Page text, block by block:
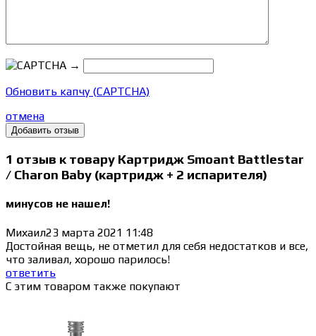
→
Обновить капчу (CAPTCHA)
отмена
1 отзыв к товару Картридж Smoant Battlestar
/ Charon Baby (картридж + 2 испарителя)
минусов не нашел!
Михаил23 марта 2021 11:48
Достойная вещь, не отметил для себя недостатков и все,
что заливал, хорошо парилось!
ответить
С этим товаром также покупают